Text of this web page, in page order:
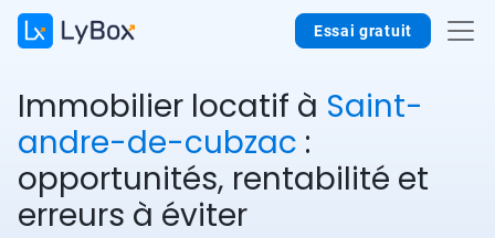
Essai gratuit
Immobilier locatif à Saint-
andre-de-cubzac :
opportunités, rentabilité et
erreurs à éviter